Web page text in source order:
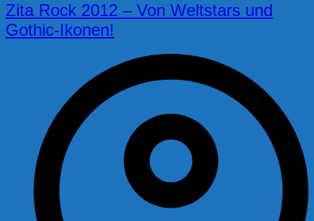
Zita Rock 2012 – Von Weltstars und
Gothic-Ikonen!